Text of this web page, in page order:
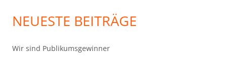
NEUESTE BEITRÄGE
Wir sind Publikumsgewinner